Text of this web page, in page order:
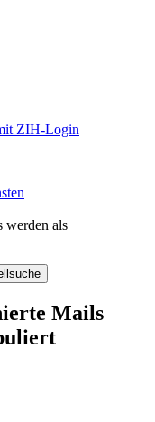
ZIH-Login
werden als
Mails